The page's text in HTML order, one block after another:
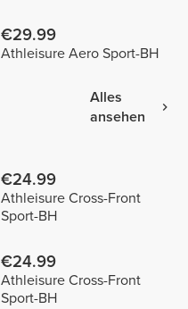
€29.99
Athleisure Aero Sport-BH
Alles
ansehen
€24.99
Athleisure Cross-Front
Sport-BH
€24.99
Athleisure Cross-Front
Sport-BH